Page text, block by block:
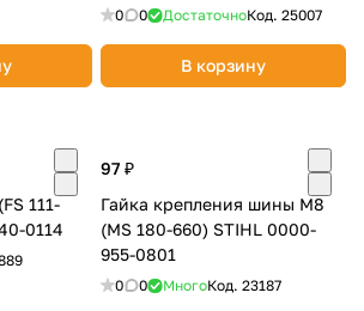
0 0 ДостаточноКод. 25007
В корзину
111-
0114
97 ₽
Гайка крепления шины M8
(MS 180-660) STIHL 0000-
955-0801
0 0 МногоКод. 23187